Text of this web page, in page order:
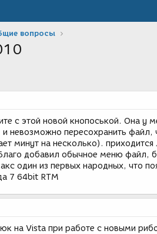
вопросы
с этой новой кнопоськой. Она у
невозможно пересохранить файл,
минут на несколько).
добавил обычное меню файл,
один из первых народных, что
7 64bit RTM
на Vista при работе с новыми